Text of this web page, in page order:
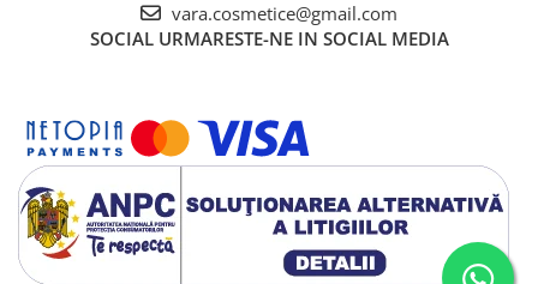
vara.cosmetice@gmail.com
SOCIAL URMARESTE-NE IN SOCIAL MEDIA